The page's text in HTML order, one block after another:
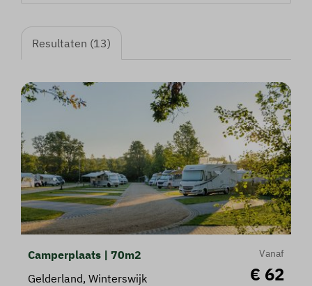
Resultaten (13)
Vanaf
€ 62
Camperplaats | 70m2
Gelderland, Winterswijk